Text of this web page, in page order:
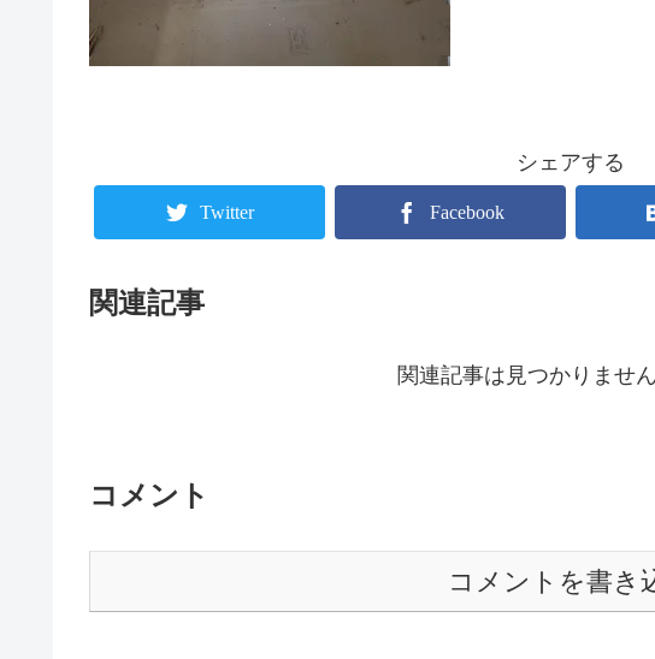
シェアする
Twitter Facebook
関連記事
関連記事は見つかりません
コメント
コメントを書き